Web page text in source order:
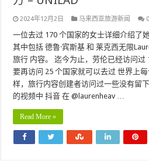
2024年12月2日 马来西亚旅游新闻 0
一位去过 170 个国家的女士详细介绍了
其中包括 德鲁·宾斯基 和 莱克西无限
旅行 内容。 迄今为止，劳伦已经访问过
要再访问 25 个国家就可以去过 世界上
样，旅行内容创建者访问过一些没有留
的视频中 抖音 在 @laurenheav …
Read More »